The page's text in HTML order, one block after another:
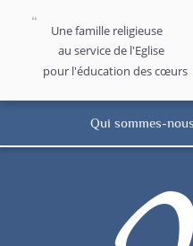
Une famille religieuse
au service de l'Eglise
pour l'éducation des cœurs
Qui sommes-